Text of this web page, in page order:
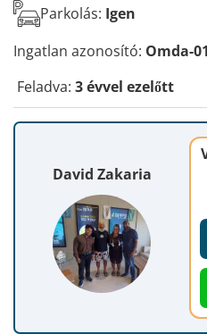
Parkolás: Igen
Ingatlan azonosító: Omda-
Feladva: 3 évvel ezelőtt
David Zakaria